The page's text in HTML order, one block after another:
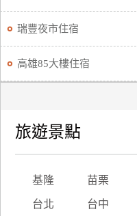
瑞豐夜市住宿
高雄85大樓住宿
旅遊景點
基隆 苗栗
台北 台中